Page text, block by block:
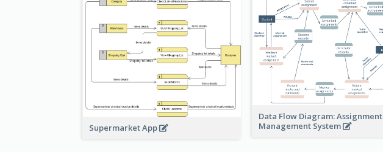
Supermarket App
Data Flow Diagram: Assignment
Management System